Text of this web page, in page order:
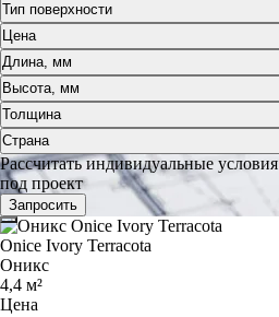
Тип поверхности
Цена
Длина, мм
Высота, мм
Толщина
Страна
Рассчитать индивидуальные условия
под проект
Запросить
Onice Ivory Terracota
Оникс
4,4 м²
Цена